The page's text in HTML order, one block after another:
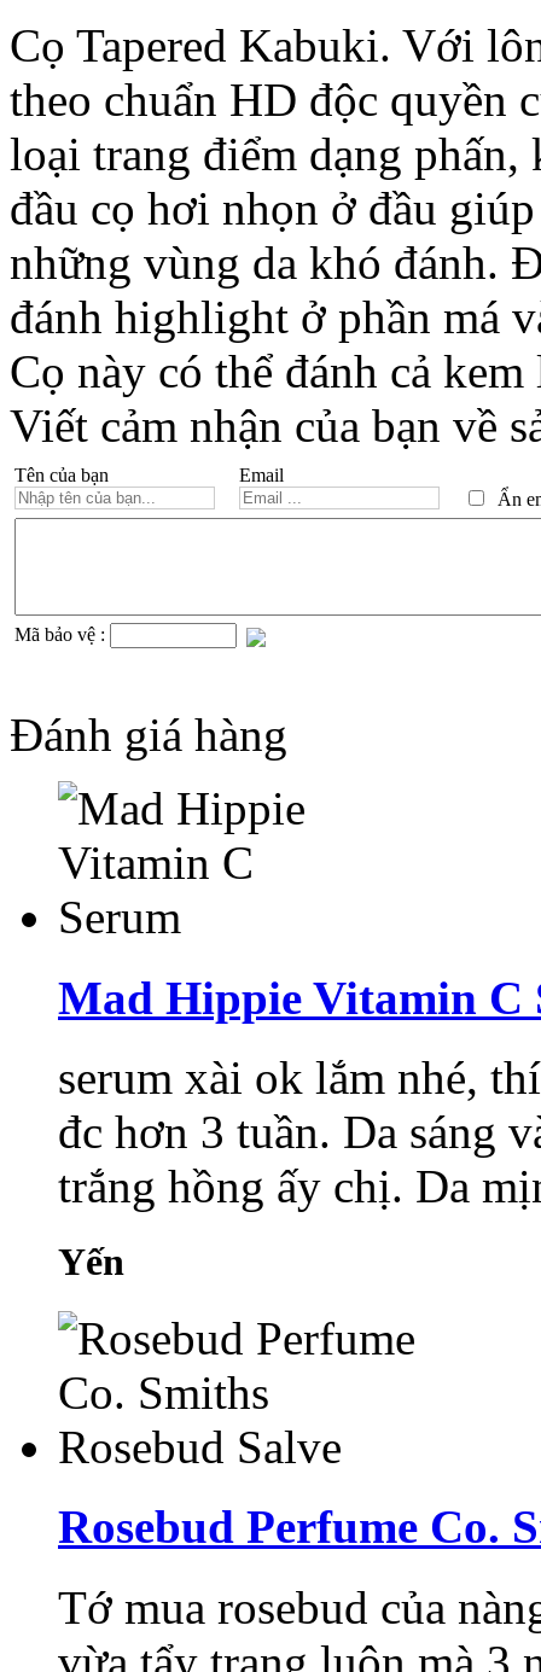
Cọ Tapered Kabuki. Với
theo chuẩn HD độc quyền
loại trang điểm dạng
đầu cọ hơi nhọn ở đầu
những vùng da khó đánh.
đánh highlight ở phần má
Cọ này có thể đánh cả
Viết cảm nhận của bạn về
Tên của bạn
Email
Ẩn
Mã bảo vệ :
Đánh giá hàng
Mad Hippie Vitamin C
serum xài ok lắm nhé,
đc hơn 3 tuần. Da sáng
trắng hồng ấy chị. Da
Yến
Rosebud Perfume Co.
Tớ mua rosebud của
vừa tẩy trang luôn mà 3